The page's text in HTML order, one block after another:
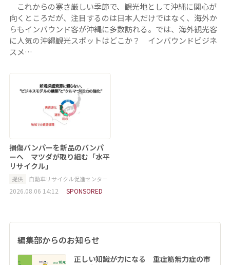
これからの寒さ厳しい季節で、観光地として沖縄に関心が
向くところだが、注目するのは日本人だけではなく、海外か
らもインバウンド客が沖縄に多数訪れる。では、海外観光客
に人気の沖縄観光スポットはどこか？ インバウンドビジネ
スメ…
損傷バンパーを新品のバンパ
ーへ マツダが取り組む「水平
リサイクル」
提供 自動車リサイクル促進センター
2026.08.06 14:12 SPONSORED
編集部からのお知らせ
正しい知識が力になる 重症筋無力症の市